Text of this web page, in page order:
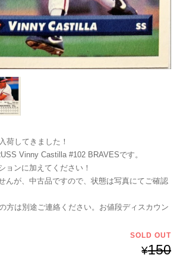
荷してきました！
Vinny Castilla #102 BRAVESです。
ョンに加えてください！
んが、中古品ですので、状態は写真にてご確認
方は別途ご連絡ください。お値段ディスカウン
SOLD OUT
¥150